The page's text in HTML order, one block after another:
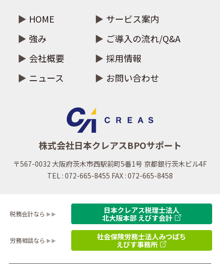
HOME
サービス案内
強み
ご導入の流れ/Q&A
会社概要
採用情報
ニュース
お問い合わせ
株式会社日本クレアスBPOサポート
〒567-0032 大阪府茨木市西駅前町5番1号 京都銀行茨木ビル4F
TEL : 072-665-8455 FAX : 072-665-8458
税務会計なら
日本クレアス税理士法人
北大阪本部 えびす会計
労務相談なら
社会保険労務士法人みつばち
えびす事務所